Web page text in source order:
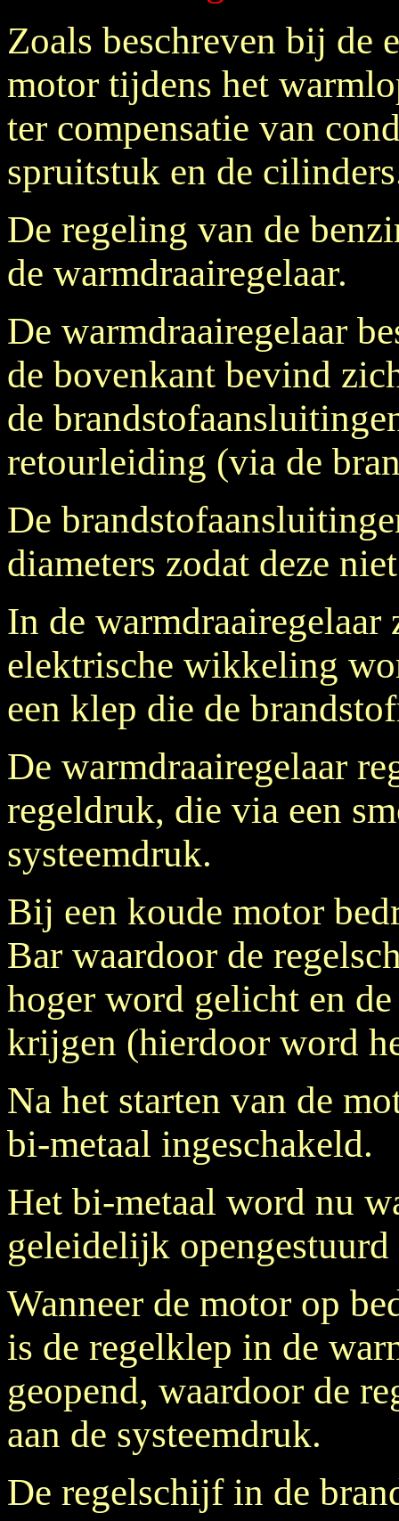
Zoals beschreven bij de
motor tijdens het
ter compensatie van
spruitstuk en de
De regeling van de
de warmdraairegelaar.
De warmdraairegelaar
de bovenkant bevind
de
retourleiding (via de
De
diameters zodat deze
In de warmdraairegelaar
elektrische wikkeling
een klep die de
De warmdraairegelaar
regeldruk, die via een
systeemdruk.
Bij een koude motor
Bar waardoor de
hoger word gelicht en
krijgen (hierdoor word
Na het starten van de
bi-metaal ingeschakeld.
Het bi-metaal word nu
geleidelijk
Wanneer de motor op
is de regelklep in de
geopend, waardoor de
aan de systeemdruk.
De regelschijf in de